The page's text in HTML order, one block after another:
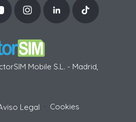
Mobile S.L. - Madrid,
Legal Cookies